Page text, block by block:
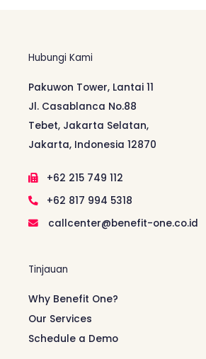
Hubungi Kami
Pakuwon Tower, Lantai 11
Jl. Casablanca No.88
Tebet, Jakarta Selatan,
Jakarta, Indonesia 12870
+62 215 749 112
+62 817 994 5318
callcenter@benefit-one.co.id
Tinjauan
Why Benefit One?
Our Services
Schedule a Demo